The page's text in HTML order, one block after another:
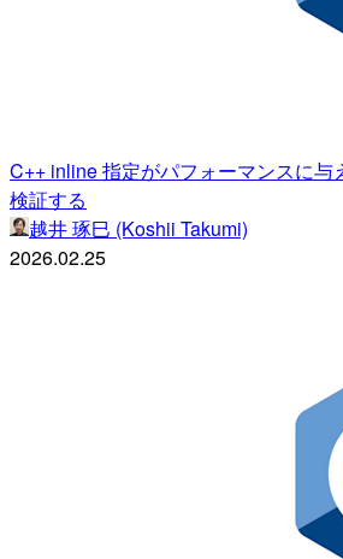
C++ inline 指定がパフォーマンスに与
検証する
越井 琢巳 (Koshii Takumi)
2026.02.25